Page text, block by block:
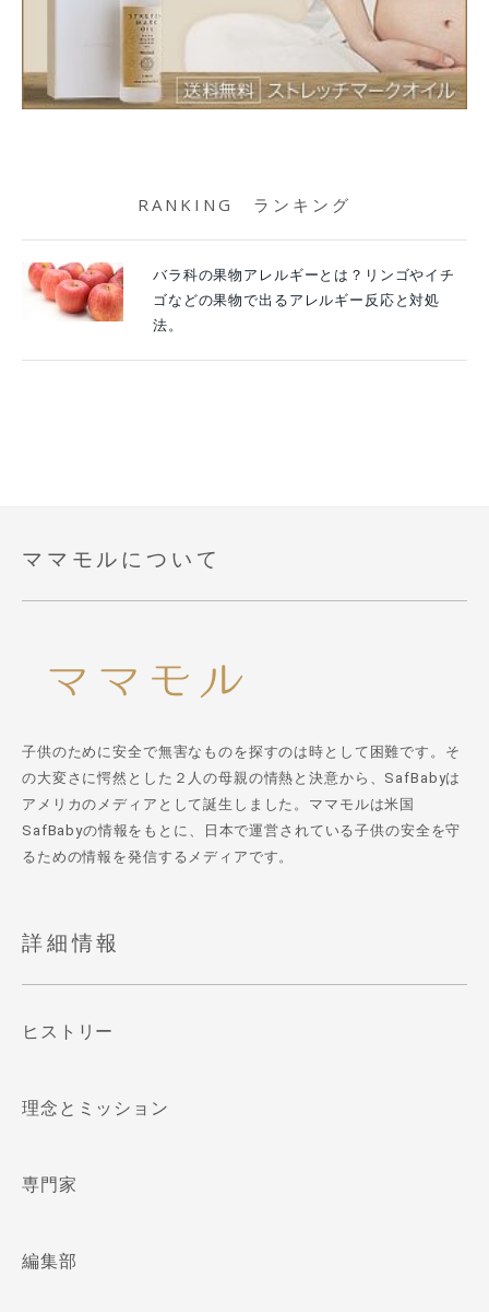
RANKING ランキング
バラ科の果物アレルギーとは？リンゴやイチ
ゴなどの果物で出るアレルギー反応と対処
法。
ママモルについて
子供のために安全で無害なものを探すのは時として困難です。そ
の大変さに愕然とした２人の母親の情熱と決意から、SafBabyは
アメリカのメディアとして誕生しました。ママモルは米国
SafBabyの情報をもとに、日本で運営されている子供の安全を守
るための情報を発信するメディアです。
詳細情報
ヒストリー
理念とミッション
専門家
編集部